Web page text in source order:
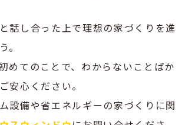
話し合った上で理想の家づくりを進
。
めてのことで、わからないことばか
安心ください。
設備や省エネルギーの家づくりに関